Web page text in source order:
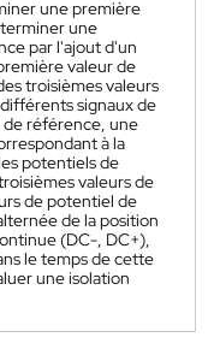
une première
une
par l'ajout d'un
valeur de
troisièmes valeurs
signaux de
de référence, une
à la
potentiels de
valeurs de
de potentiel de
de la position
(DC-, DC+),
le temps de cette
une isolation